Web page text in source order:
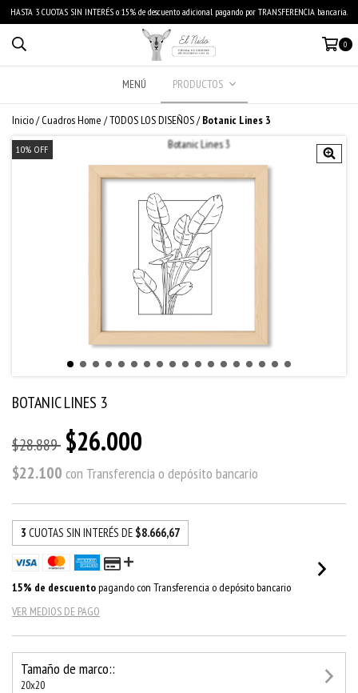
HASTA 3 CUOTAS SIN INTERÉS o 15% de descuento adicional pagando por TRANSFERENCIA bancaria.
0
MENÚ PRODUCTOS
Inicio/ Cuadros Home /TODOS LOS DISEÑOS/ Botanic Lines 3
10% OFF
BOTANIC LINES 3
$28.889 $26.000
$22.100 con Transferencia o depósito bancario
3 CUOTAS SIN INTERÉS DE $8.666,67
15% de descuentopagando con Transferencia o depósito bancario
VER MEDIOS DE PAGO
Tamaño de marco::
20x20